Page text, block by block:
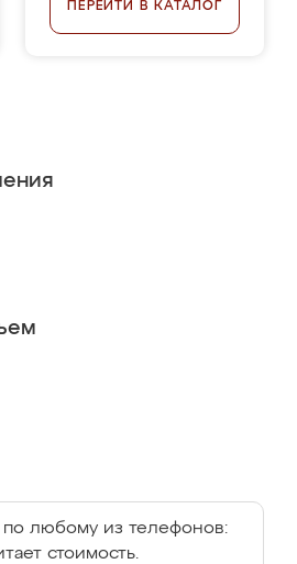
ПЕРЕЙТИ В КАТАЛОГ
любому из телефонов:
стоимость.